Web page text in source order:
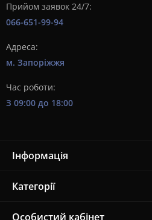
Прийом заявок 24/7:
066-651-99-94
Адреса:
м. Запоріжжя
Час роботи:
З 09:00 до 18:00
Інформація
Категорії
Особистий кабінет